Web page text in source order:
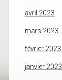
avril 2023
mars 2023
février 2023
janvier 2023